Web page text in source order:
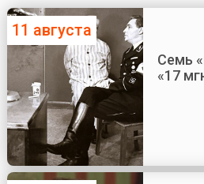
11 августа
Семь
«17